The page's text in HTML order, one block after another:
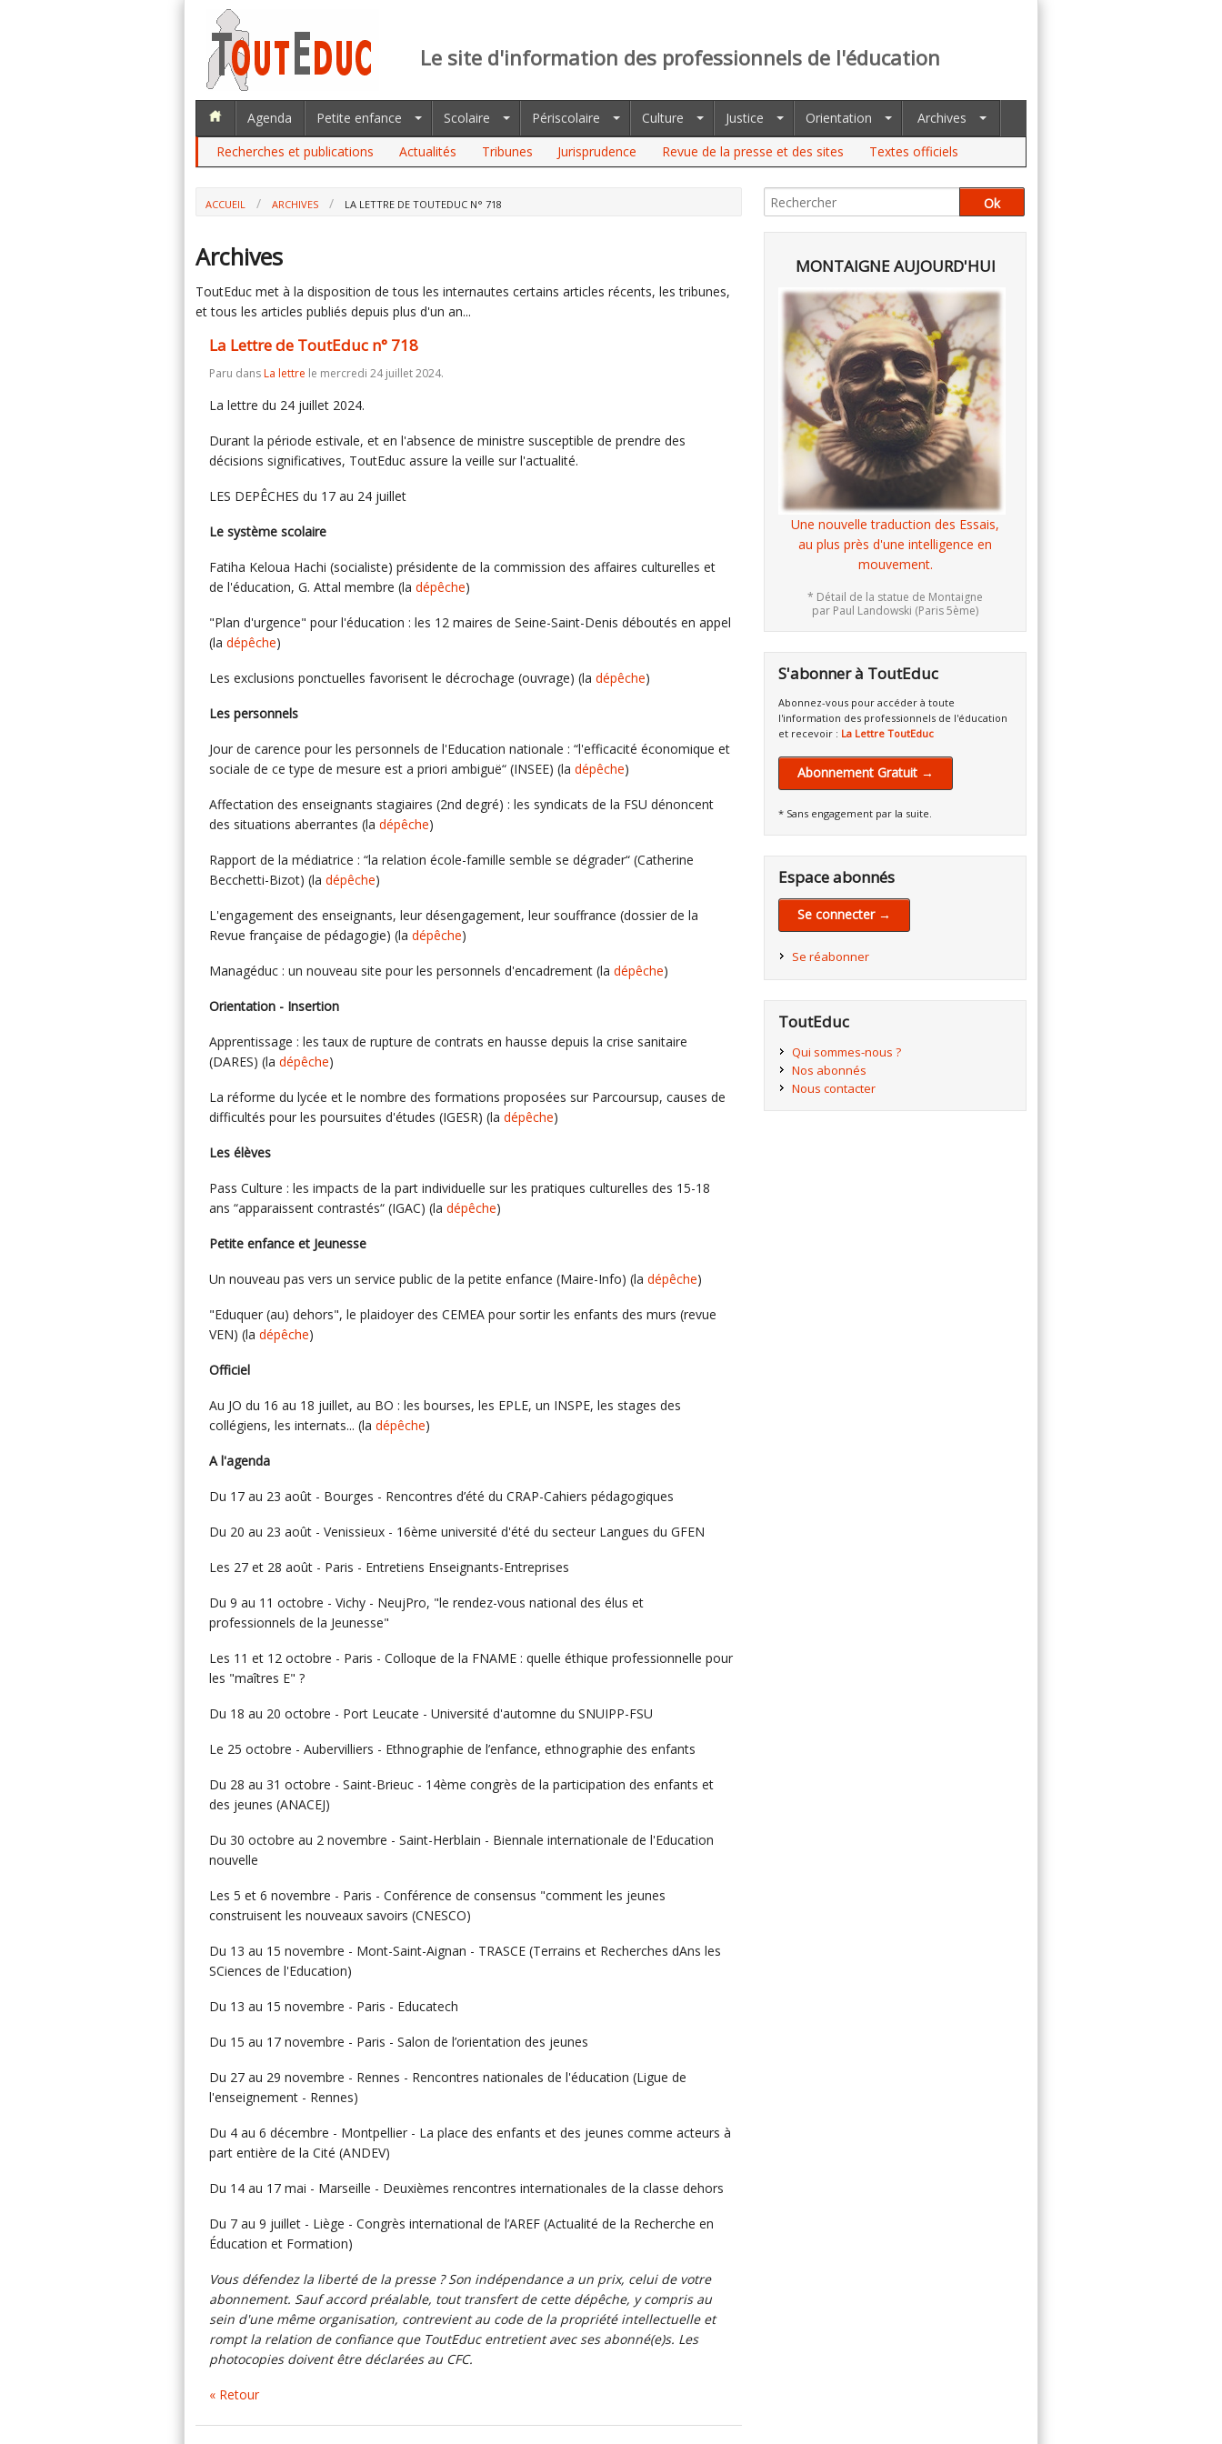
Le site d'information des professionnels de l'éducation
Agenda Petite enfance Scolaire Périscolaire Culture Justice Orientation
Archives
Recherches et publications
Actualités Tribunes Jurisprudence Revue de la presse et des sites Textes officiels
ACCUEIL ARCHIVES LA LETTRE DE TOUTEDUC N° 718
Archives
ToutEduc met à la disposition de tous les internautes certains articles récents, les tribunes,
et tous les articles publiés depuis plus d'un an...
La Lettre de ToutEduc n° 718
Paru dansLa lettre le mercredi 24 juillet 2024.
La lettre du 24 juillet 2024.
Durant la période estivale, et en l'absence de ministre susceptible de prendre des
décisions significatives, ToutEduc assure la veille sur l'actualité.
LES DEPÊCHES du 17 au 24 juillet
Le système scolaire
Fatiha Keloua Hachi (socialiste) présidente de la commission des affaires culturelles et
de l'éducation, G. Attal membre (la dépêche)
"Plan d'urgence" pour l'éducation : les 12 maires de Seine-Saint-Denis déboutés en appel
(la dépêche)
Les exclusions ponctuelles favorisent le décrochage (ouvrage) (la dépêche)
Les personnels
Jour de carence pour les personnels de l'Education nationale : “l'efficacité économique et
sociale de ce type de mesure est a priori ambiguë“ (INSEE) (la dépêche)
Affectation des enseignants stagiaires (2nd degré) : les syndicats de la FSU dénoncent
des situations aberrantes (la dépêche)
Rapport de la médiatrice : “la relation école-famille semble se dégrader“ (Catherine
Becchetti-Bizot) (la dépêche)
L'engagement des enseignants, leur désengagement, leur souffrance (dossier de la
Revue française de pédagogie) (la dépêche)
Managéduc : un nouveau site pour les personnels d'encadrement (la dépêche)
Orientation - Insertion
Apprentissage : les taux de rupture de contrats en hausse depuis la crise sanitaire
(DARES) (la dépêche)
La réforme du lycée et le nombre des formations proposées sur Parcoursup, causes de
difficultés pour les poursuites d'études (IGESR) (la dépêche)
Les élèves
Pass Culture : les impacts de la part individuelle sur les pratiques culturelles des 15-18
ans “apparaissent contrastés“ (IGAC) (la dépêche)
Petite enfance et Jeunesse
Un nouveau pas vers un service public de la petite enfance (Maire-Info) (la dépêche)
"Eduquer (au) dehors", le plaidoyer des CEMEA pour sortir les enfants des murs (revue
VEN) (la dépêche)
Officiel
Au JO du 16 au 18 juillet, au BO : les bourses, les EPLE, un INSPE, les stages des
collégiens, les internats... (la dépêche)
A l'agenda
Du 17 au 23 août - Bourges - Rencontres d’été du CRAP-Cahiers pédagogiques
Du 20 au 23 août - Venissieux - 16ème université d'été du secteur Langues du GFEN
Les 27 et 28 août - Paris - Entretiens Enseignants-Entreprises
Du 9 au 11 octobre - Vichy - NeujPro, "le rendez-vous national des élus et
professionnels de la Jeunesse"
Les 11 et 12 octobre - Paris - Colloque de la FNAME : quelle éthique professionnelle pour
les "maîtres E" ?
Du 18 au 20 octobre - Port Leucate - Université d'automne du SNUIPP-FSU
Le 25 octobre - Aubervilliers - Ethnographie de l’enfance, ethnographie des enfants
Du 28 au 31 octobre - Saint-Brieuc - 14ème congrès de la participation des enfants et
des jeunes (ANACEJ)
Du 30 octobre au 2 novembre - Saint-Herblain - Biennale internationale de l'Education
nouvelle
Les 5 et 6 novembre - Paris - Conférence de consensus "comment les jeunes
construisent les nouveaux savoirs (CNESCO)
Du 13 au 15 novembre - Mont-Saint-Aignan - TRASCE (Terrains et Recherches dAns les
SCiences de l'Education)
Du 13 au 15 novembre - Paris - Educatech
Du 15 au 17 novembre - Paris - Salon de l’orientation des jeunes
Du 27 au 29 novembre - Rennes - Rencontres nationales de l'éducation (Ligue de
l'enseignement - Rennes)
Du 4 au 6 décembre - Montpellier - La place des enfants et des jeunes comme acteurs à
part entière de la Cité (ANDEV)
Du 14 au 17 mai - Marseille - Deuxièmes rencontres internationales de la classe dehors
Du 7 au 9 juillet - Liège - Congrès international de l’AREF (Actualité de la Recherche en
Éducation et Formation)
Vous défendez la liberté de la presse ? Son indépendance a un prix, celui de votre
abonnement. Sauf accord préalable, tout transfert de cette dépêche, y compris au
sein d'une même organisation, contrevient au code de la propriété intellectuelle et
rompt la relation de confiance que ToutEduc entretient avec ses abonné(e)s. Les
photocopies doivent être déclarées au CFC.
« Retour
MONTAIGNE AUJOURD'HUI
Une nouvelle traduction des Essais,
au plus près d'une intelligence en
mouvement.
* Détail de la statue de Montaigne
par Paul Landowski (Paris 5ème)
S'abonner à ToutEduc
Abonnez-vous pour accéder à toute
l'information des professionnels de l'éducation
et recevoir : La Lettre ToutEduc
Abonnement Gratuit →
* Sans engagement par la suite.
Espace abonnés
Se connecter →
Se réabonner
ToutEduc
Qui sommes-nous ?
Nos abonnés
Nous contacter